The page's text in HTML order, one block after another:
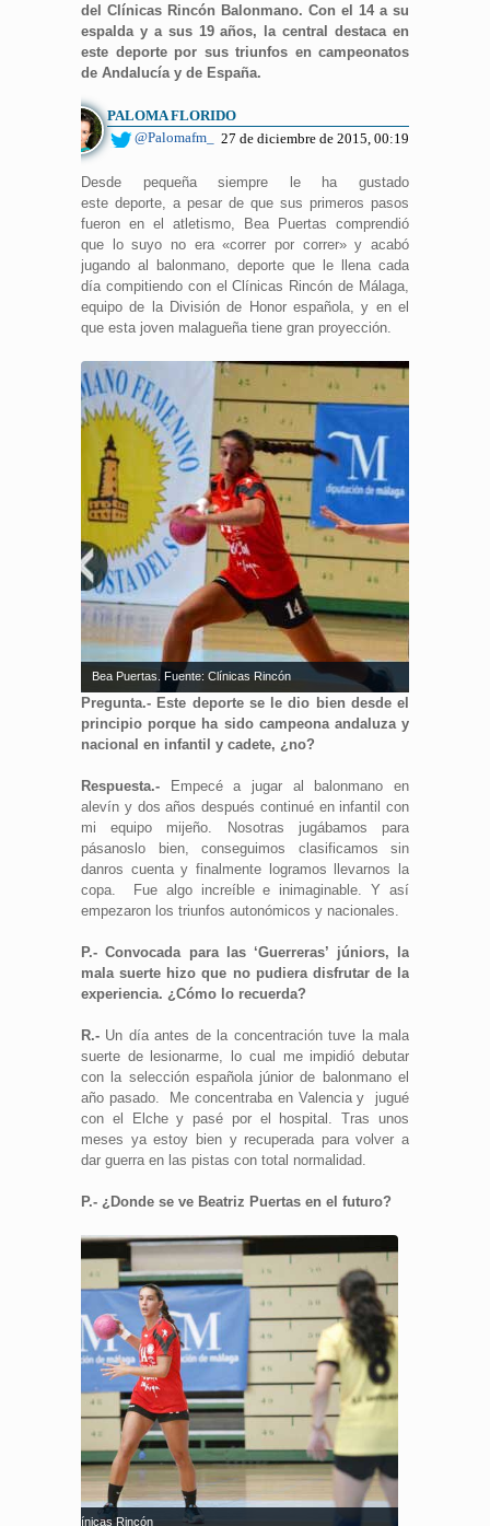
del Clínicas Rincón Balonmano. Con el 14 a su
espalda y a sus 19 años, la central destaca en
este deporte por sus triunfos en campeonatos
de Andalucía y de España.
PALOMA FLORIDO
@Palomafm_
27 de diciembre de 2015, 00:19
Desde pequeña siempre le ha gustado
este deporte, a pesar de que sus primeros pasos
fueron en el atletismo, Bea Puertas comprendió
que lo suyo no era «correr por correr» y acabó
jugando al balonmano, deporte que le llena cada
día compitiendo con el Clínicas Rincón de Málaga,
equipo de la División de Honor española, y en el
que esta joven malagueña tiene gran proyección.
Bea Puertas. Fuente: Clínicas Rincón
Pregunta.- Este deporte se le dio bien desde el
principio porque ha sido campeona andaluza y
nacional en infantil y cadete, ¿no?
Respuesta.- Empecé a jugar al balonmano en
alevín y dos años después continué en infantil con
mi equipo mijeño. Nosotras jugábamos para
pásanoslo bien, conseguimos clasificamos sin
danros cuenta y finalmente logramos llevarnos la
copa. Fue algo increíble e inimaginable. Y así
empezaron los triunfos autonómicos y nacionales.
P.- Convocada para las ‘Guerreras’ júniors, la
mala suerte hizo que no pudiera disfrutar de la
experiencia. ¿Cómo lo recuerda?
R.- Un día antes de la concentración tuve la mala
suerte de lesionarme, lo cual me impidió debutar
con la selección española júnior de balonmano el
año pasado. Me concentraba en Valencia y jugué
con el Elche y pasé por el hospital. Tras unos
meses ya estoy bien y recuperada para volver a
dar guerra en las pistas con total normalidad.
P.- ¿Donde se ve Beatriz Puertas en el futuro?
Fuente: Clínicas Rincón